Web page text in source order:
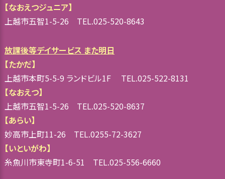
【なおえつジュニア】
上越市五智1-5-26 TEL.025-520-8643
放課後等デイサービス また明日
【たかだ】
上越市本町5-5-9 ランドビル1F TEL.025-522-8131
【なおえつ】
上越市五智1-5-26 TEL.025-520-8637
【あらい】
妙高市上町11-26 TEL.0255-72-3627
【いといがわ】
糸魚川市東寺町1-6-51 TEL.025-556-6660